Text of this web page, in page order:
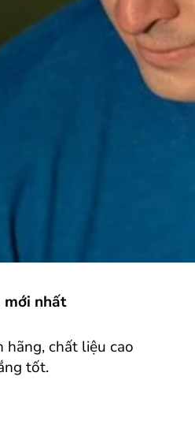
mới nhất
hãng, chất liệu cao
tốt.